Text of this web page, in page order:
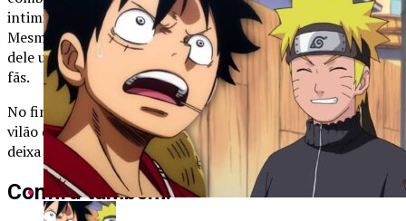
intimidadora, planos ambiciosos e batalhas inesquecíveis.
Mesmo sendo usado como peão no final, sua trajetória fez
dele um dos personagens mais amados e respeitados pelos
fãs.
No fim, Madara representa exatamente o que um grande
vilão deve ser: alguém que eleva a história, impõe respeito e
deixa uma marca eterna no público.
Confira também: